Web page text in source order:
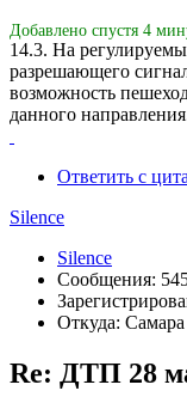
Добавлено спустя 4
14.3. На
разрешающего
возможность
данного
Ответить с
Silence
Silence
Сообщения:
Откуда: Самара
Re: ДТП 28